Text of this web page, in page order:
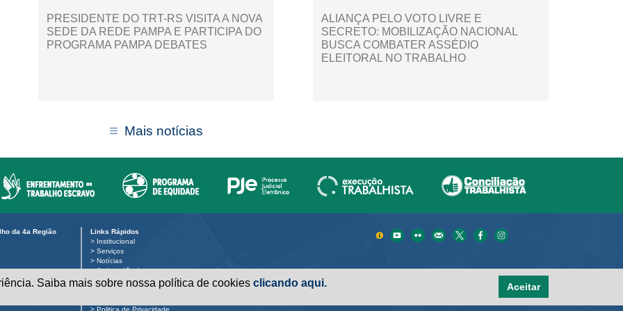
PRESIDENTE DO TRT-RS VISITA A NOVA
SEDE DA REDE PAMPA E PARTICIPA DO
PROGRAMA PAMPA DEBATES
ALIANÇA PELO VOTO LIVRE E
SECRETO: MOBILIZAÇÃO NACIONAL
BUSCA COMBATER ASSÉDIO
ELEITORAL NO TRABALHO
Mais notícias
da 4a Região
público:
Links Rápidos
> Institucional
> Serviços
> Notícias
>Jurisprudência
>Transparência
> Politica de Privacidade
Saiba mais sobre nossa política de cookies clicando aqui. Aceitar